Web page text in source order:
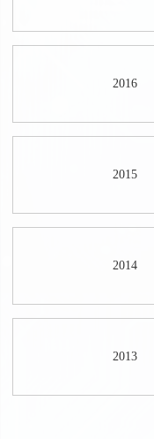
2016
2015
2014
2013